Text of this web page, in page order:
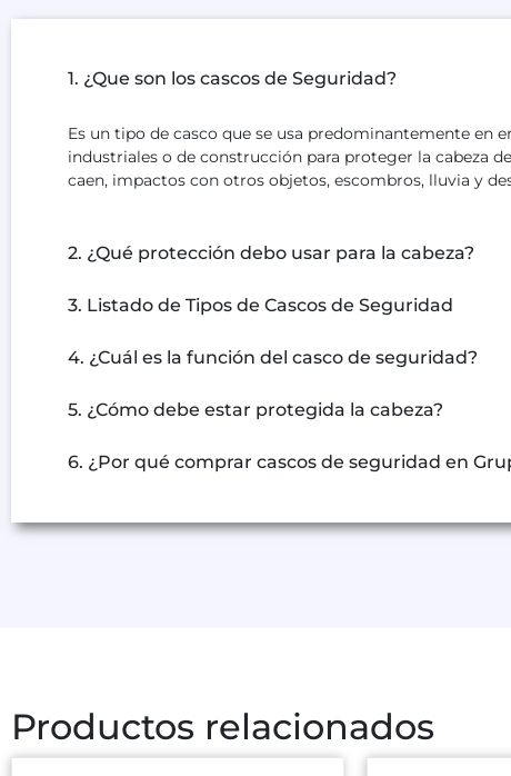
1. ¿Que son los cascos de Seguridad?
Es un tipo de casco que se usa predominantemente en
industriales o de construcción para proteger la cabeza
caen, impactos con otros objetos, escombros, lluvia y
2. ¿Qué protección debo usar para la cabeza?
3. Listado de Tipos de Cascos de Seguridad
4. ¿Cuál es la función del casco de seguridad?
5. ¿Cómo debe estar protegida la cabeza?
6. ¿Por qué comprar cascos de seguridad en
Productos relacionados